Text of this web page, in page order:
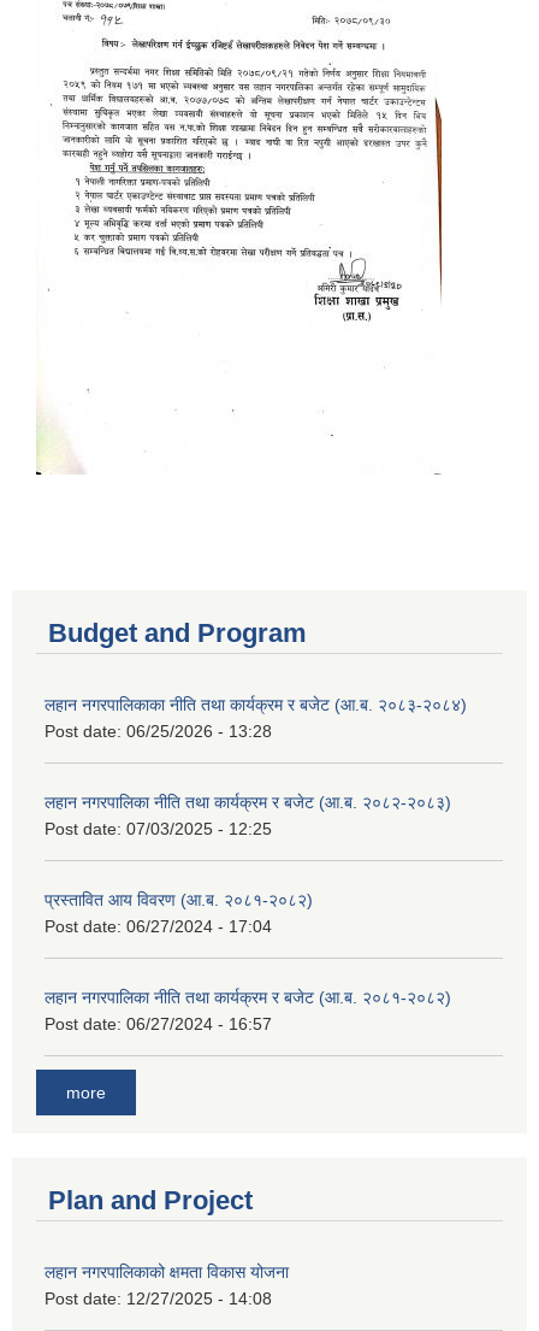
Budget and Program
लहान नगरपालिकाका नीति तथा कार्यक्रम र बजेट (आ.ब. २०८३-२०८४)
Post date: 06/25/2026 - 13:28
लहान नगरपालिका नीति तथा कार्यक्रम र बजेट (आ.ब. २०८२-२०८३)
Post date: 07/03/2025 - 12:25
प्रस्तावित आय विवरण (आ.ब. २०८१-२०८२)
Post date: 06/27/2024 - 17:04
लहान नगरपालिका नीति तथा कार्यक्रम र बजेट (आ.ब. २०८१-२०८२)
Post date: 06/27/2024 - 16:57
more
Plan and Project
लहान नगरपालिकाको क्षमता विकास योजना
Post date: 12/27/2025 - 14:08